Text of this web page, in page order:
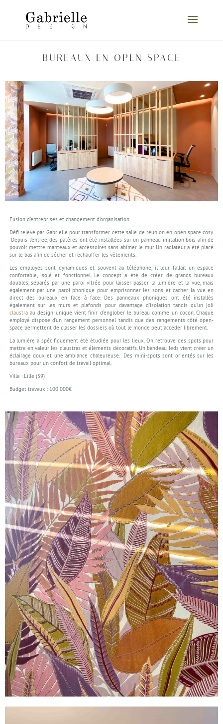
BUREAUX EN OPEN SPACE
Fusion d’entreprises et changement d’organisation.
Défi relevé par Gabrielle pour transformer cette salle de réunion en open space cosy.
Depuis l’entrée, des patères ont été installées sur un panneau imitation bois afin de
pouvoir mettre manteaux et accessoires sans abîmer le mur. Un radiateur a été placé
sur le bas afin de sécher et réchauffer les vêtements.
Les employés sont dynamiques et souvent au téléphone, il leur fallait un espace
confortable, isolé et fonctionnel. Le concept a été de créer de grands bureaux
doubles, séparés par une paroi vitrée pour laisser passer la lumière et la vue, mais
également par une paroi phonique pour emprisonner les sons et cacher la vue en
direct des bureaux en face à face. Des panneaux phoniques ont été installés
également sur les murs et plafonds pour davantage d’isolation tandis qu’un joli
claustraau design unique vient finir d’englober le bureau comme un cocon. Chaque
employé dispose d’un rangement personnel tandis que des rangements côté open-
space permettent de classer les dossiers où tout le monde peut accéder librement.
La lumière a spécifiquement été étudiée pour les lieux. On retrouve des spots pour
mettre en valeur les claustras et éléments décoratifs. Un bandeau leds vient créer un
éclairage doux et une ambiance chaleureuse. Des mini-spots sont orientés sur les
bureaux pour un confort de travail optimal.
Ville : Lille (59)
Budget travaux : 100 000€